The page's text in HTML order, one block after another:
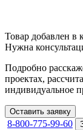
Товар добавлен в
Нужна
Подробно
проектах,
индивидуальное
Оставить заявку
8-800-775-99-60